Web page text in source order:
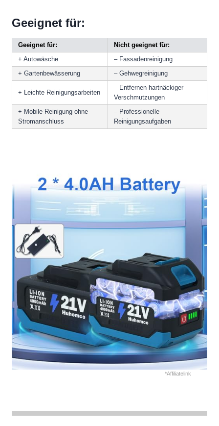
Geeignet für:
Geeignet für:
Nicht geeignet für:
+ Autowäsche
– Fassadenreinigung
+ Gartenbewässerung
– Gehwegreinigung
+ Leichte Reinigungsarbeiten
– Entfernen hartnäckiger
Verschmutzungen
+ Mobile Reinigung ohne
Stromanschluss
– Professionelle
Reinigungsaufgaben
*Affiliatelink